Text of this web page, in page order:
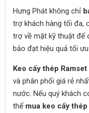
Hưng Phát không chỉ
trợ khách hàng tối đa,
trợ về mặt kỹ thuật để
bảo đạt hiệu quả tối ưu
Keo cấy thép Ramset
và phân phối giá rẻ
nước. Nếu quý khách
thể mua keo cấy